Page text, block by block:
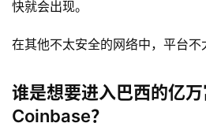
快就会出现。
在其他不太安全的网络中，平台不
谁是想要进入巴西的亿
Coinbase？